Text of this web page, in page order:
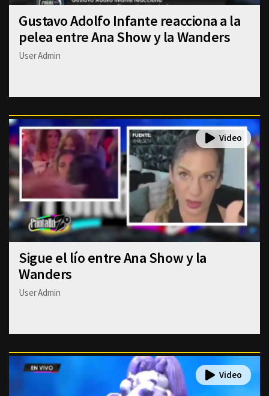
Gustavo Adolfo Infante reacciona a la
pelea entre Ana Show y la Wanders
User Admin
Sigue el lío entre Ana Show y la
Wanders
User Admin